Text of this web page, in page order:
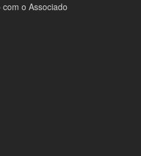
o Associado